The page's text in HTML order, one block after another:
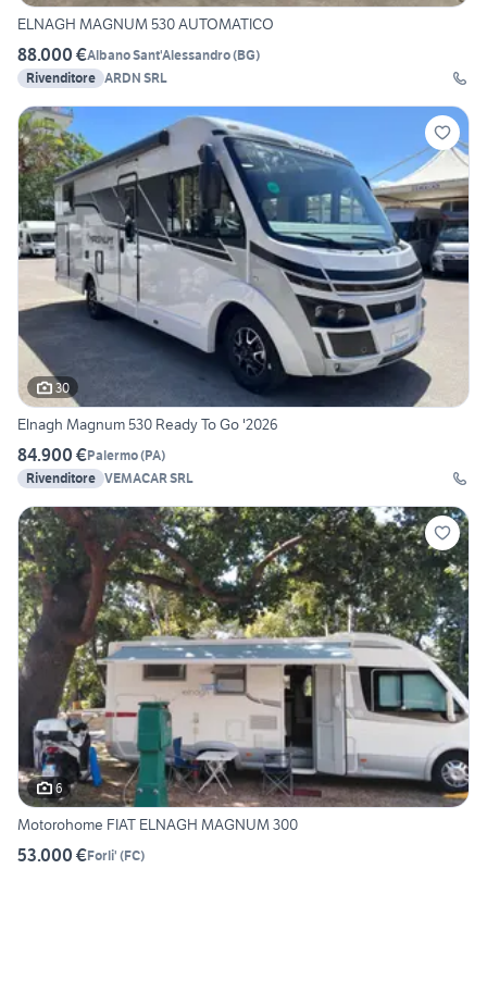
ELNAGH MAGNUM 530 AUTOMATICO
88.000 €Albano Sant'Alessandro(BG)
Rivenditore ARDN SRL
30
Elnagh Magnum 530 Ready To Go '2026
84.900 €Palermo(PA)
Rivenditore VEMACAR SRL
6
Motorohome FIAT ELNAGH MAGNUM 300
53.000 €Forli' (FC)